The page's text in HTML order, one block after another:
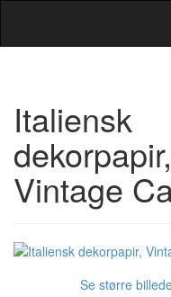
Italiensk
dekorpapir,
Vintage
Se større